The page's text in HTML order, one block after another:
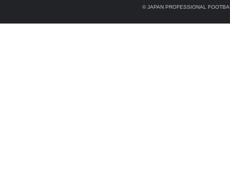
© JAPAN PROFESSIONAL